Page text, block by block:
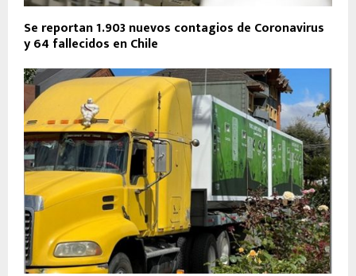
Se reportan 1.903 nuevos contagios de Coronavirus
y 64 fallecidos en Chile